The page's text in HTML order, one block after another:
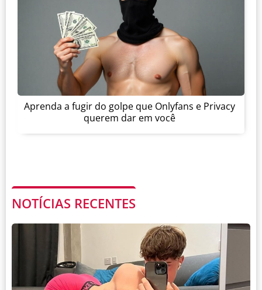
Aprenda a fugir do golpe que Onlyfans e Privacy
querem dar em você
NOTÍCIAS RECENTES